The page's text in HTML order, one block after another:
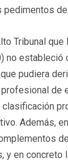
Tribunal que
no estableció
pudiera
de
Además,
y en concreto